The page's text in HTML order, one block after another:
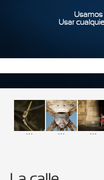
Usamos
Usar
... ... ...